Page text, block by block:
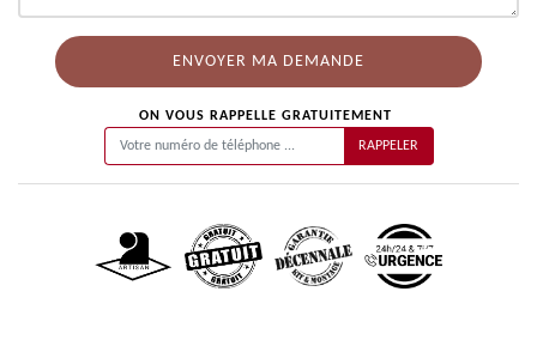
ON VOUS RAPPELLE GRATUITEMENT